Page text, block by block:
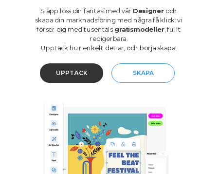
Släpp loss din fantasi med vår Designeroch
skapa din marknadsföring med några få klick: vi
förser dig med tusentals gratismodeller, fullt
redigerbara.
Upptäck hur enkelt det är, och börja skapa!
UPPTÄCK SKAPA